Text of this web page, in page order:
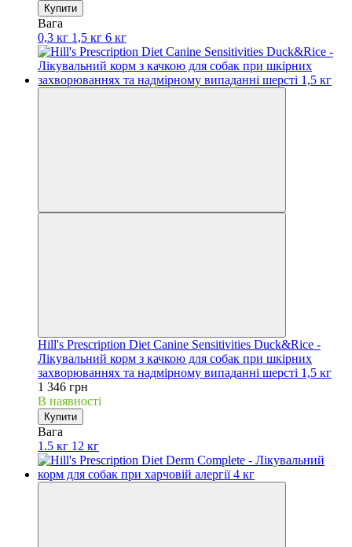
Купити
Вага
0,3 кг 1,5 кг 6 кг
Hill's Prescription Diet Canine Sensitivities Duck&Rice -
Лікувальний корм з качкою для собак при шкірних
захворюваннях та надмірному випаданні шерсті 1,5 кг
1 346 грн
В наявності
Купити
Вага
1.5 кг 12 кг